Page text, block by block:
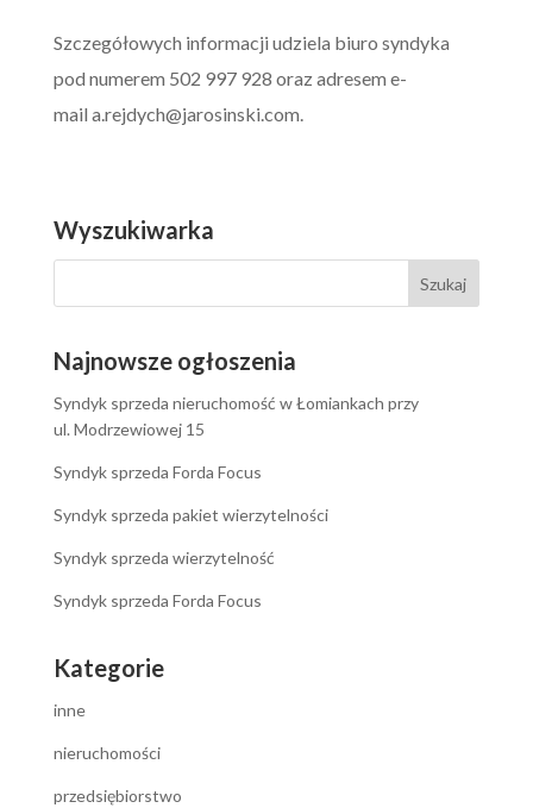
Szczegółowych informacji udziela biuro syndyka
pod numerem 502 997 928 oraz adresem e-
mail a.rejdych@jarosinski.com.
Wyszukiwarka
Najnowsze ogłoszenia
Syndyk sprzeda nieruchomość w Łomiankach przy
ul. Modrzewiowej 15
Syndyk sprzeda Forda Focus
Syndyk sprzeda pakiet wierzytelności
Syndyk sprzeda wierzytelność
Syndyk sprzeda Forda Focus
Kategorie
inne
nieruchomości
przedsiębiorstwo